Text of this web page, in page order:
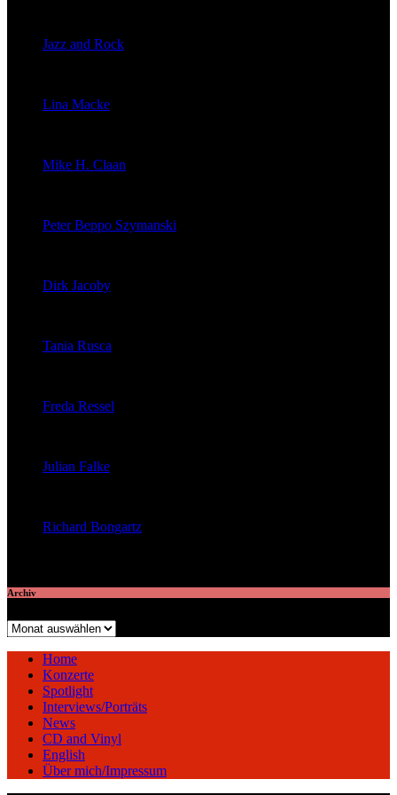
Jazz and Rock
Lina Macke
Mike H. Claan
Peter Beppo Szymanski
Dirk Jacoby
Tania Rusca
Freda Ressel
Julian Falke
Richard Bongartz
Archiv
Archiv
Home
Konzerte
Spotlight
Interviews/Porträts
News
CD and Vinyl
English
Über mich/Impressum